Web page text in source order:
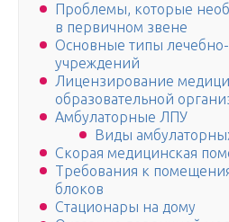
Проблемы, которые
в первичном звене
Основные типы
учреждений
Лицензирование
образовательной
Амбулаторные ЛПУ
Виды
Скорая медицинская
Требования к
блоков
Стационары на дому